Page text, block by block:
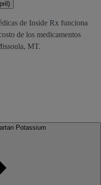
de Inside Rx funciona
de los medicamentos
MT.